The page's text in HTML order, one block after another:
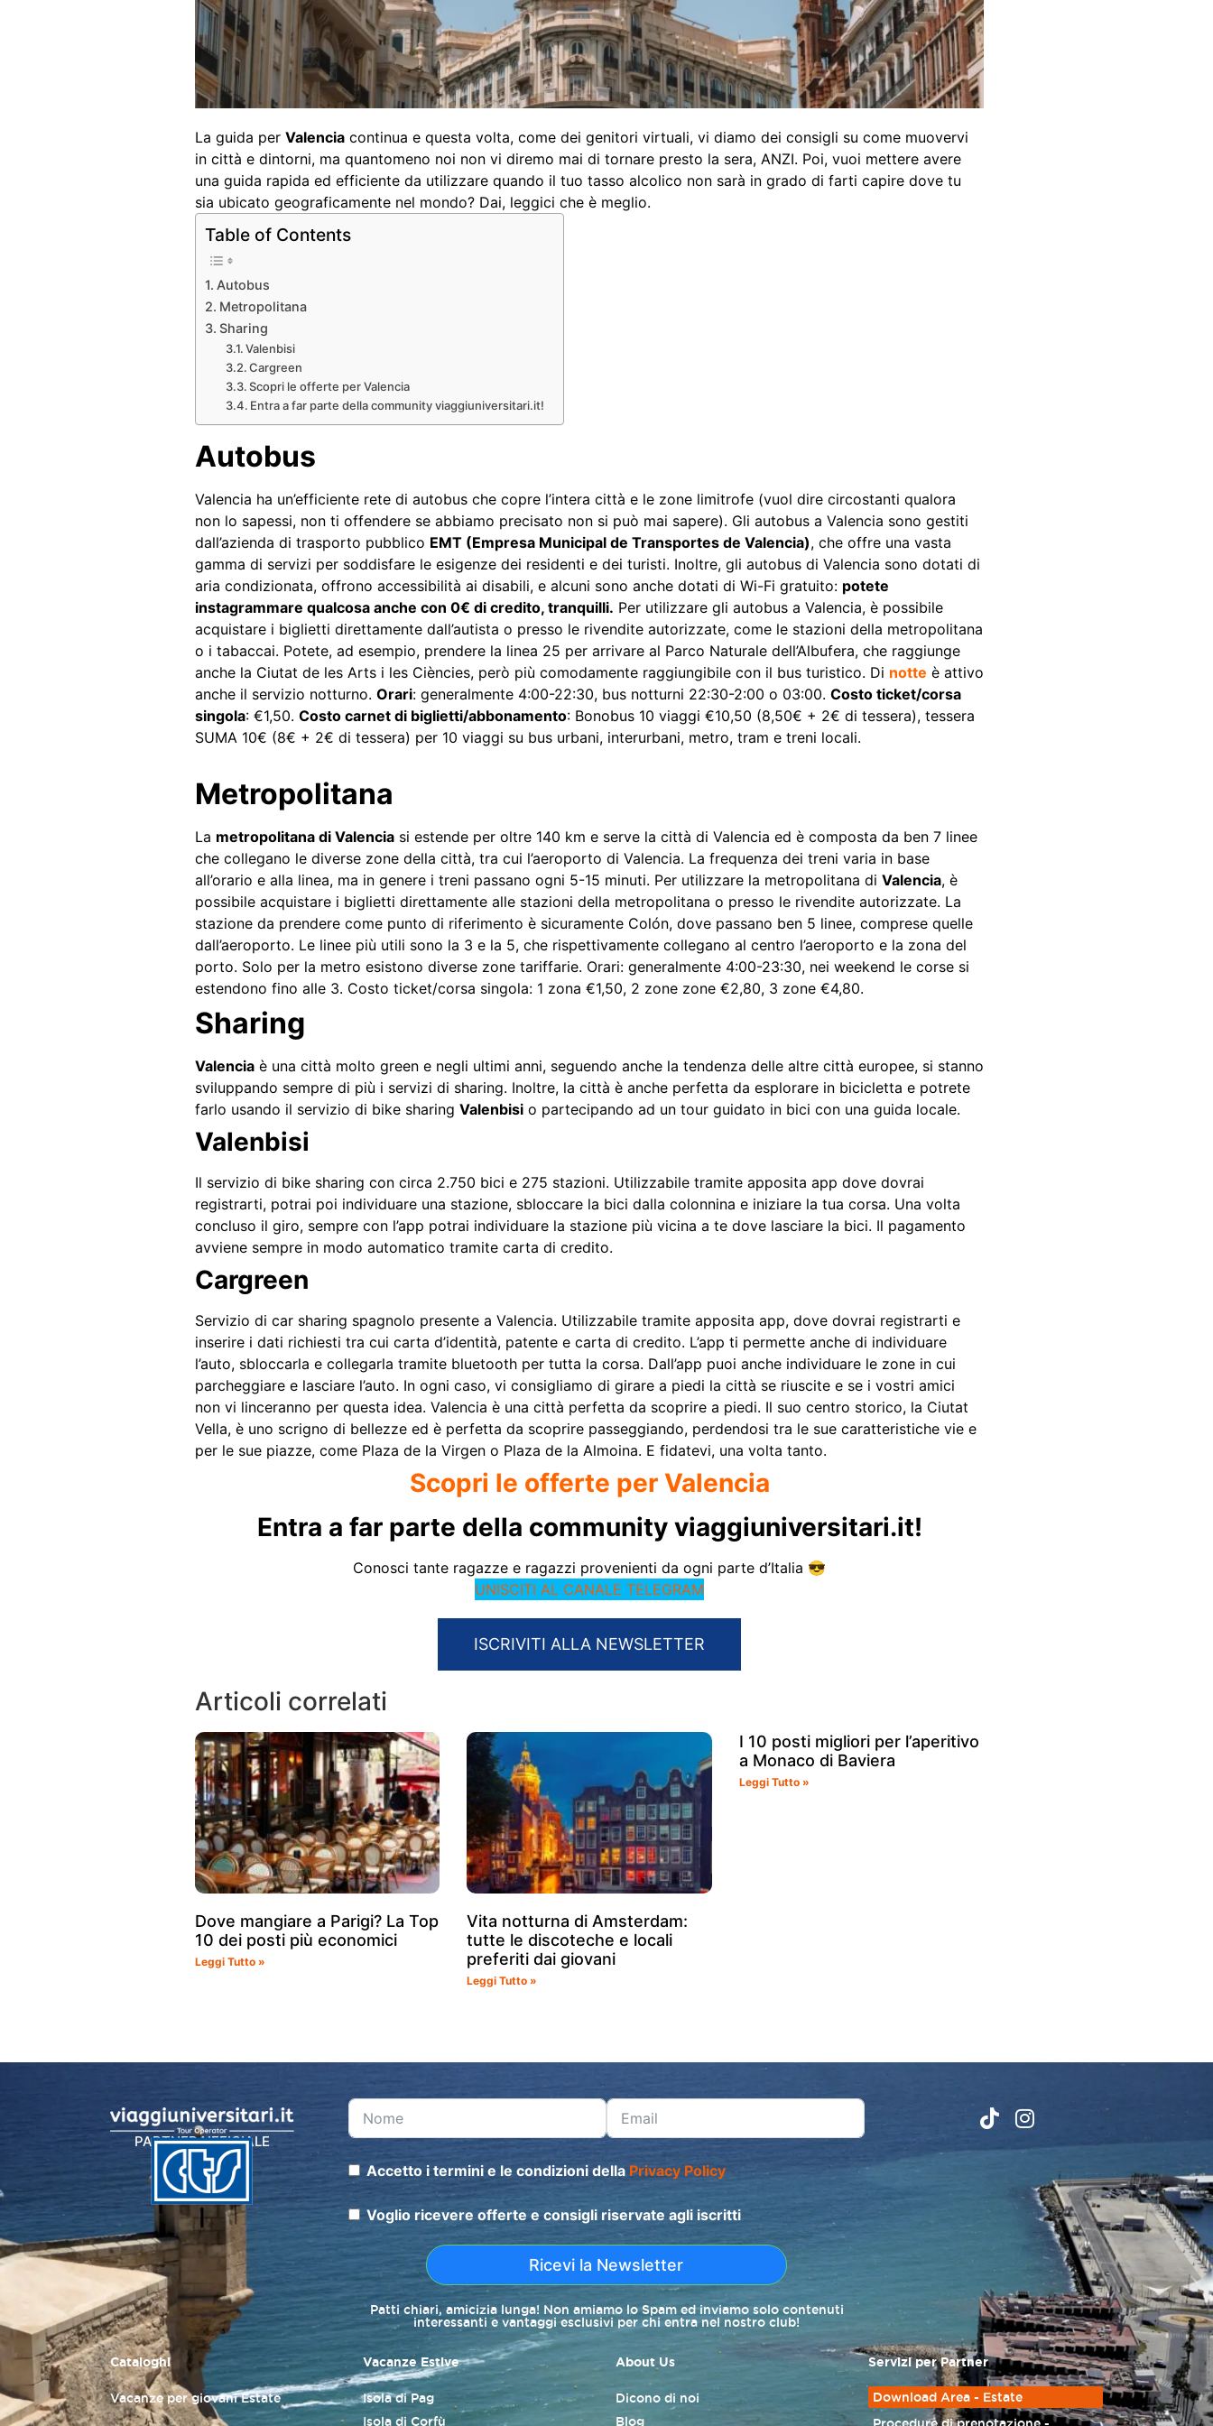
La guida per Valencia continua e questa volta, come dei genitori virtuali, vi diamo dei consigli su come muovervi
in città e dintorni, ma quantomeno noi non vi diremo mai di tornare presto la sera, ANZI. Poi, vuoi mettere avere
una guida rapida ed efficiente da utilizzare quando il tuo tasso alcolico non sarà in grado di farti capire dove tu
sia ubicato geograficamente nel mondo? Dai, leggici che è meglio.
Table of Contents
Autobus
Metropolitana
Sharing
Valenbisi
Cargreen
Scopri le offerte per Valencia
Entra a far parte della community viaggiuniversitari.it!
Autobus
Valencia ha un’efficiente rete di autobus che copre l’intera città e le zone limitrofe (vuol dire circostanti qualora
non lo sapessi, non ti offendere se abbiamo precisato non si può mai sapere). Gli autobus a Valencia sono gestiti
dall’azienda di trasporto pubblico EMT (Empresa Municipal de Transportes de Valencia), che offre una vasta
gamma di servizi per soddisfare le esigenze dei residenti e dei turisti. Inoltre, gli autobus di Valencia sono dotati di
aria condizionata, offrono accessibilità ai disabili, e alcuni sono anche dotati di Wi-Fi gratuito: potete
instagrammare qualcosa anche con 0€ di credito, tranquilli. Per utilizzare gli autobus a Valencia, è possibile
acquistare i biglietti direttamente dall’autista o presso le rivendite autorizzate, come le stazioni della metropolitana
o i tabaccai. Potete, ad esempio, prendere la linea 25 per arrivare al Parco Naturale dell’Albufera, che raggiunge
anche la Ciutat de les Arts i les Ciències, però più comodamente raggiungibile con il bus turistico. Di notte è attivo
anche il servizio notturno. Orari: generalmente 4:00-22:30, bus notturni 22:30-2:00 o 03:00. Costo ticket/corsa
singola: €1,50. Costo carnet di biglietti/abbonamento: Bonobus 10 viaggi €10,50 (8,50€ + 2€ di tessera), tessera
SUMA 10€ (8€ + 2€ di tessera) per 10 viaggi su bus urbani, interurbani, metro, tram e treni locali.
Metropolitana
La metropolitana di Valencia si estende per oltre 140 km e serve la città di Valencia ed è composta da ben 7 linee
che collegano le diverse zone della città, tra cui l’aeroporto di Valencia. La frequenza dei treni varia in base
all’orario e alla linea, ma in genere i treni passano ogni 5-15 minuti. Per utilizzare la metropolitana di Valencia, è
possibile acquistare i biglietti direttamente alle stazioni della metropolitana o presso le rivendite autorizzate. La
stazione da prendere come punto di riferimento è sicuramente Colón, dove passano ben 5 linee, comprese quelle
dall’aeroporto. Le linee più utili sono la 3 e la 5, che rispettivamente collegano al centro l’aeroporto e la zona del
porto. Solo per la metro esistono diverse zone tariffarie. Orari: generalmente 4:00-23:30, nei weekend le corse si
estendono fino alle 3. Costo ticket/corsa singola: 1 zona €1,50, 2 zone zone €2,80, 3 zone €4,80.
Sharing
Valencia è una città molto green e negli ultimi anni, seguendo anche la tendenza delle altre città europee, si stanno
sviluppando sempre di più i servizi di sharing. Inoltre, la città è anche perfetta da esplorare in bicicletta e potrete
farlo usando il servizio di bike sharing Valenbisi o partecipando ad un tour guidato in bici con una guida locale.
Valenbisi
Il servizio di bike sharing con circa 2.750 bici e 275 stazioni. Utilizzabile tramite apposita app dove dovrai
registrarti, potrai poi individuare una stazione, sbloccare la bici dalla colonnina e iniziare la tua corsa. Una volta
concluso il giro, sempre con l’app potrai individuare la stazione più vicina a te dove lasciare la bici. Il pagamento
avviene sempre in modo automatico tramite carta di credito.
Cargreen
Servizio di car sharing spagnolo presente a Valencia. Utilizzabile tramite apposita app, dove dovrai registrarti e
inserire i dati richiesti tra cui carta d’identità, patente e carta di credito. L’app ti permette anche di individuare
l’auto, sbloccarla e collegarla tramite bluetooth per tutta la corsa. Dall’app puoi anche individuare le zone in cui
parcheggiare e lasciare l’auto. In ogni caso, vi consigliamo di girare a piedi la città se riuscite e se i vostri amici
non vi linceranno per questa idea. Valencia è una città perfetta da scoprire a piedi. Il suo centro storico, la Ciutat
Vella, è uno scrigno di bellezze ed è perfetta da scoprire passeggiando, perdendosi tra le sue caratteristiche vie e
per le sue piazze, come Plaza de la Virgen o Plaza de la Almoina. E fidatevi, una volta tanto.
Scopri le offerte per Valencia
Entra a far parte della community viaggiuniversitari.it!
Conosci tante ragazze e ragazzi provenienti da ogni parte d’Italia 😎
UNISCITI AL CANALE TELEGRAM
ISCRIVITI ALLA NEWSLETTER
Articoli correlati
Dove mangiare a Parigi? La Top
10 dei posti più economici
Leggi Tutto »
Vita notturna di Amsterdam:
tutte le discoteche e locali
preferiti dai giovani
Leggi Tutto »
I 10 posti migliori per l’aperitivo
a Monaco di Baviera
Leggi Tutto »
PARTNER UFFICIALE
Accetto i termini e le condizioni della Privacy Policy
Voglio ricevere offerte e consigli riservate agli iscritti
Ricevi la Newsletter
Patti chiari, amicizia lunga! Non amiamo lo Spam ed inviamo solo contenuti
interessanti e vantaggi esclusivi per chi entra nel nostro club!
Cataloghi
Vacanze per giovani Estate
Vacanze Estive
Isola di Pag
Isola di Corfù
About Us
Dicono di noi
Blog
Servizi per Partner
Download Area - Estate